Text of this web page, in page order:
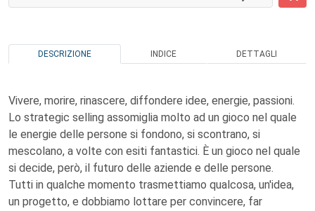
DESCRIZIONE INDICE DETTAGLI
Vivere, morire, rinascere, diffondere idee, energie, passioni.
Lo strategic selling assomiglia molto ad un gioco nel quale
le energie delle persone si fondono, si scontrano, si
mescolano, a volte con esiti fantastici. È un gioco nel quale
si decide, però, il futuro delle aziende e delle persone.
Tutti in qualche momento trasmettiamo qualcosa, un'idea,
un progetto, e dobbiamo lottare per convincere, far